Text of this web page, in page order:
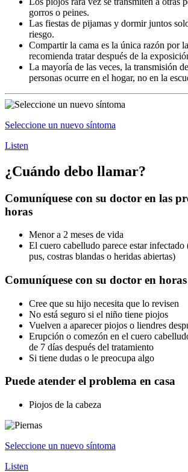
gorros o peines.
Las fiestas de pijamas y dormir juntos
riesgo.
Compartir la cama es la única razón por
recomienda tratar después de la
La mayoría de las veces, la transmisión
personas ocurre en el hogar, no en la
Seleccione un nuevo síntoma
Listen
¿Cuándo debo llamar?
Comuníquese con su doctor en las
horas
Menor a 2 meses de vida
El cuero cabelludo parece estar
pus, costras blandas o heridas abiertas)
Comuníquese con su doctor en
Cree que su hijo necesita que lo revisen
No está seguro si el niño tiene piojos
Vuelven a aparecer piojos o liendres
Erupción o comezón en el cuero
de 7 días después del tratamiento
Si tiene dudas o le preocupa algo
Puede atender el problema en casa
Piojos de la cabeza
Seleccione un nuevo síntoma
Listen